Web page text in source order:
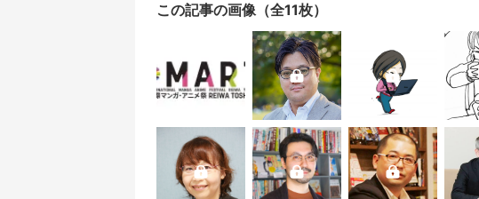
この記事の画像（全11枚）